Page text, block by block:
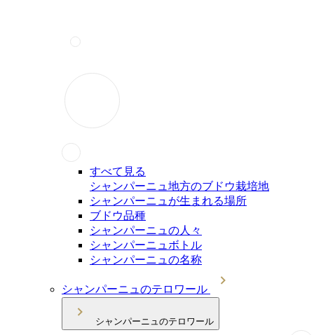
すべて見る
シャンパーニュ地方のブドウ栽培地
シャンパーニュが生まれる場所
ブドウ品種
シャンパーニュの人々
シャンパーニュボトル
シャンパーニュの名称
シャンパーニュのテロワール
シャンパーニュのテロワール